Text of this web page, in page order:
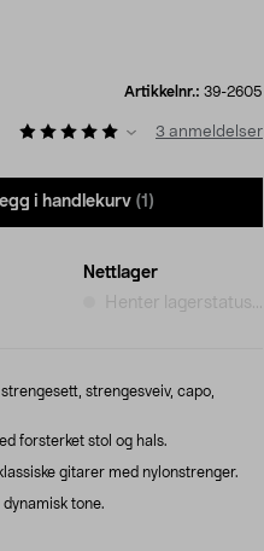
Artikkelnr.: 39-2605
3 anmeldelser
i handlekurv (1)
Nettlager
Henter lagerstatus...
strengesveiv, capo,
forsterket stol og hals.
gitarer med nylonstrenger.
tone.